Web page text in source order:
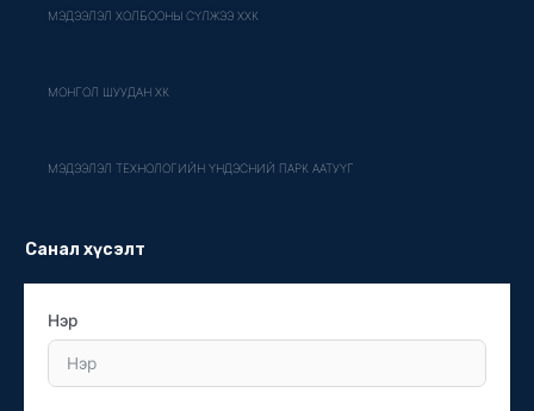
МЭДЭЭЛЭЛ ХОЛБООНЫ СҮЛЖЭЭ ХХК
МОНГОЛ ШУУДАН ХК
МЭДЭЭЛЭЛ ТЕХНОЛОГИЙН ҮНДЭСНИЙ ПАРК ААТУҮГ
Санал хүсэлт
Нэр